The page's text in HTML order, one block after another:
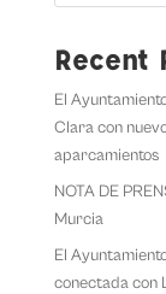
Recent
El
Clara con
aparcamientos
NOTA DE
Murcia
El
conectada con